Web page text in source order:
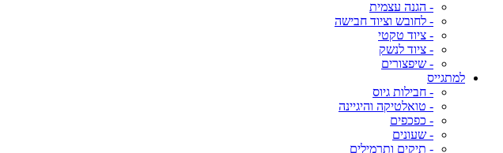
- הגנה עצמית
- לחובש וציוד חבישה
- ציוד טקטי
- ציוד לנשק
- שיפצורים
למתגייס
- חבילות גיוס
- טואלטיקה והיגיינה
- כפכפים
- שעונים
- תיקים ותרמילים